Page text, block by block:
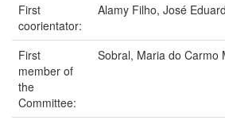
First
coorientator:
Alamy Filho, José
First
member of
the
Committee:
Sobral, Maria do Carmo